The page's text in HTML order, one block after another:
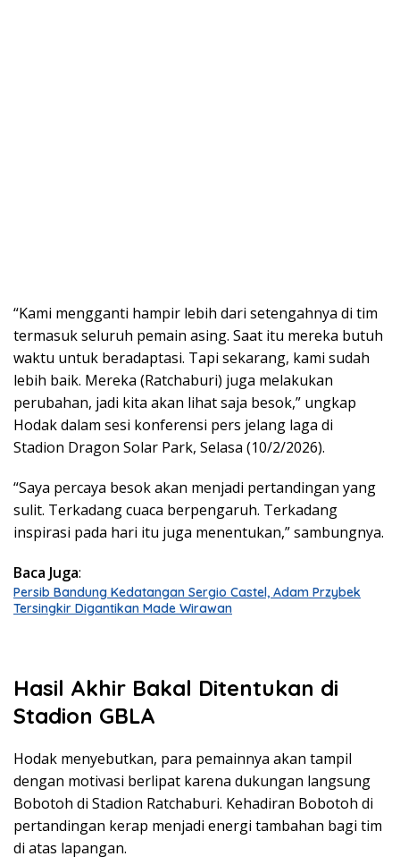
“Kami mengganti hampir lebih dari setengahnya di tim
termasuk seluruh pemain asing. Saat itu mereka butuh
waktu untuk beradaptasi. Tapi sekarang, kami sudah
lebih baik. Mereka (Ratchaburi) juga melakukan
perubahan, jadi kita akan lihat saja besok,” ungkap
Hodak dalam sesi konferensi pers jelang laga di
Stadion Dragon Solar Park, Selasa (10/2/2026).
“Saya percaya besok akan menjadi pertandingan yang
sulit. Terkadang cuaca berpengaruh. Terkadang
inspirasi pada hari itu juga menentukan,” sambungnya.
Baca Juga:
Persib Bandung Kedatangan Sergio Castel, Adam Przybek
Tersingkir Digantikan Made Wirawan
Hasil Akhir Bakal Ditentukan di
Stadion GBLA
Hodak menyebutkan, para pemainnya akan tampil
dengan motivasi berlipat karena dukungan langsung
Bobotoh di Stadion Ratchaburi. Kehadiran Bobotoh di
pertandingan kerap menjadi energi tambahan bagi tim
di atas lapangan.